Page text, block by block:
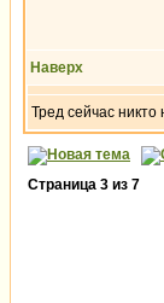
Наверх
Тред сейчас никто
Страница 3 из 7